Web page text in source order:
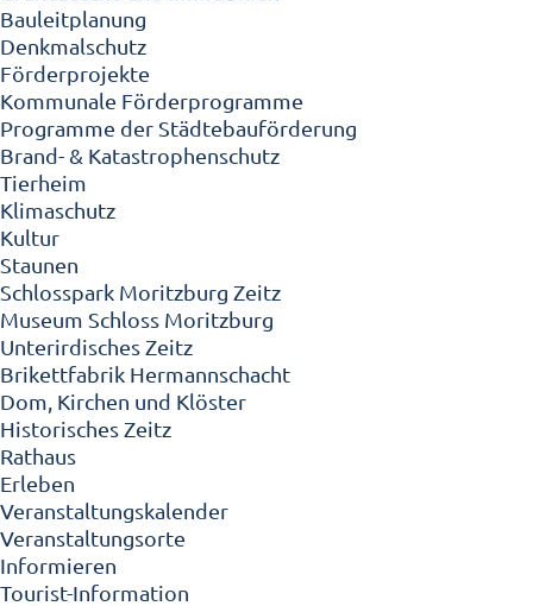
Bauleitplanung
Denkmalschutz
Förderprojekte
Kommunale Förderprogramme
Programme der Städtebauförderung
Brand- & Katastrophenschutz
Tierheim
Klimaschutz
Kultur
Staunen
Schlosspark Moritzburg Zeitz
Museum Schloss Moritzburg
Unterirdisches Zeitz
Brikettfabrik Hermannschacht
Dom, Kirchen und Klöster
Historisches Zeitz
Rathaus
Erleben
Veranstaltungskalender
Veranstaltungsorte
Informieren
Tourist-Information